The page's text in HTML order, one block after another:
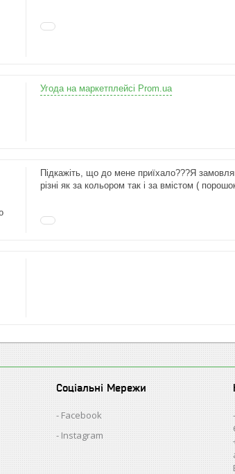
Угода на маркетплейсі Prom.ua
Підкажіть, що до мене приїхало???Я
різні як за кольором так і за вмістом (
Соціальні Мережи
Facebook
Instagram